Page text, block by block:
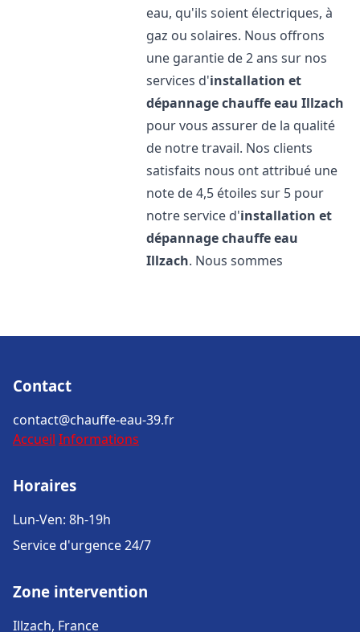
eau, qu'ils soient électriques, à
gaz ou solaires. Nous offrons
une garantie de 2 ans sur nos
services d'installation et
dépannage chauffe eau Illzach
pour vous assurer de la qualité
de notre travail. Nos clients
satisfaits nous ont attribué une
note de 4,5 étoiles sur 5 pour
notre service d'installation et
dépannage chauffe eau
Illzach. Nous sommes
Contact
contact@chauffe-eau-39.fr
Accueil Informations
Horaires
Lun-Ven: 8h-19h
Service d'urgence 24/7
Zone intervention
Illzach, France